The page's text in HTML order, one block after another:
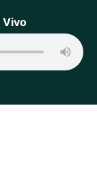
Vivo